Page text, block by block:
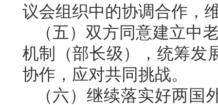
议会组织中的协调合作，
（五）双方同意建立中
机制（部长级），统筹发
协作，应对共同挑战。
（六）继续落实好两